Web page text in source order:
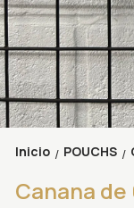
Inicio / POUCHS /
Canana